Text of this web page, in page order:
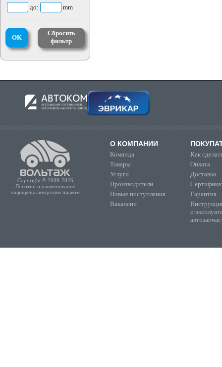
до:
mm
OK
Сбросить
фильтр
Copyright © 2009-2026
Логотип и наименование
защищены авторским правом
О КОМПАНИИ
Команда
Товары
Услуги
Производители
Новые поступления
Вакансии
Как
Оплата
Доставка
Гарантия
и